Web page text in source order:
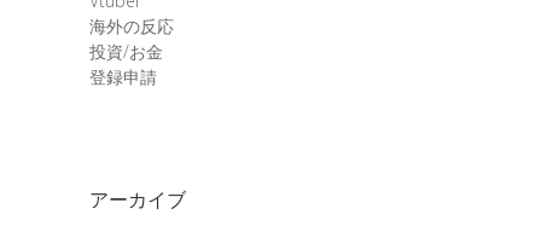
海外の反応
投資/お金
登録申請
アーカイブ